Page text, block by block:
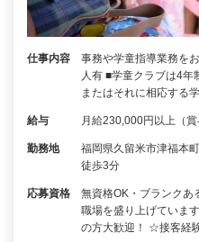
仕事内容
事務や学童指導業務を
人有 ■学童クラブは4年
またはそれに相応する
給与 月給230,000円以上（賞
勤務地
福岡県久留米市津福本
徒歩3分
応募資格
無資格OK・ブランク
職場を盛り上げていま
の方大歓迎！ ☆接客経